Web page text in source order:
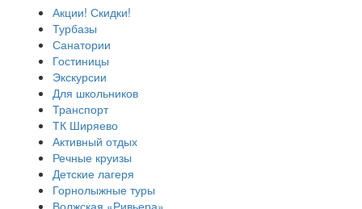
Акции! Скидки!
Турбазы
Санатории
Гостиницы
Экскурсии
Для школьников
Транспорт
ТК Ширяево
Активный отдых
Речные круизы
Детские лагеря
Горнолыжные туры
Волжская «Ривьера»